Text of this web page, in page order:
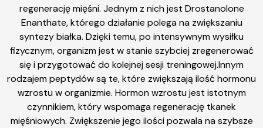
regenerację mięśni. Jednym z nich jest Drostanolone
Enanthate, którego działanie polega na zwiększaniu
syntezy białka. Dzięki temu, po intensywnym wysiłku
fizycznym, organizm jest w stanie szybciej zregenerować
się i przygotować do kolejnej sesji treningowej.Innym
rodzajem peptydów są te, które zwiększają ilość hormonu
wzrostu w organizmie. Hormon wzrostu jest istotnym
czynnikiem, który wspomaga regenerację tkanek
mięśniowych. Zwiększenie jego ilości pozwala na szybsze